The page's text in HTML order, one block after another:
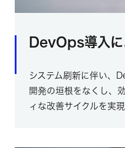
DevOps導入
システム刷新に伴い、
開発の垣根をなくし、
ィな改善サイクルを実現